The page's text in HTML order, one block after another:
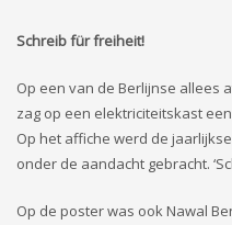
Schreib für freiheit!
Op een van de Berlijnse allees
zag op een elektriciteitskast
Op het affiche werd de
onder de aandacht gebracht.
Op de poster was ook Nawal